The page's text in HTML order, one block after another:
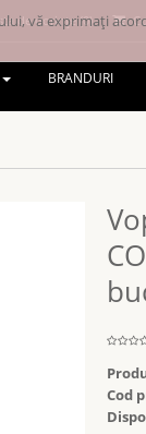
de dorințe (0)
BRANDURI
Cod
vă exprimați